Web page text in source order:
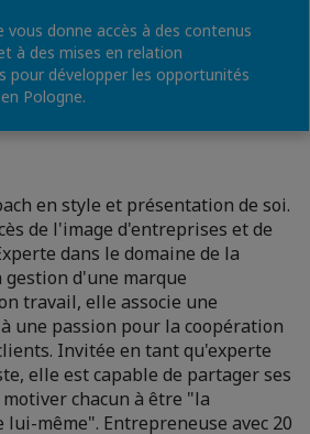
Elle allie l'aspect
féminin, offrant une qualité
polonais. Dans ses
votre style unique.
en style et présentation de soi.
de l'image d'entreprises et de
dans le domaine de la
d'une marque
travail, elle associe une
une passion pour la coopération
Invitée en tant qu'experte
elle est capable de partager ses
chacun à être "la
même". Entrepreneuse avec 20
vous donne accès à des contenus
à des mises en relation
pour développer les opportunités
Pologne.